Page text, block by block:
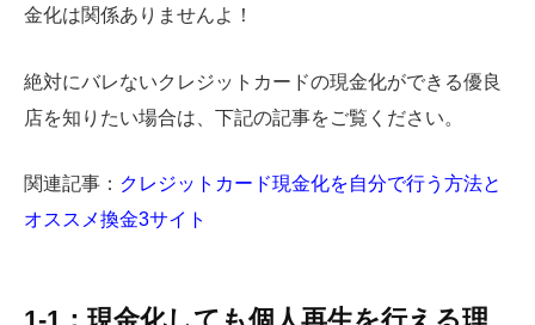
金化は関係ありませんよ！
絶対にバレないクレジットカードの現金化ができる優良
店を知りたい場合は、下記の記事をご覧ください。
関連記事： クレジットカード現金化を自分で行う方法と
オススメ換金3サイト